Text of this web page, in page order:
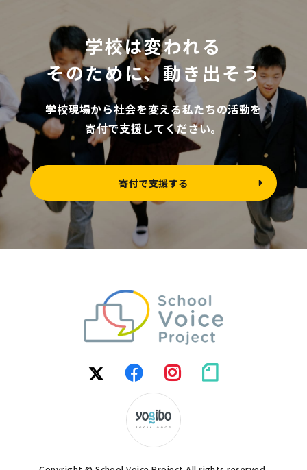
学校は変われる
そのために、動き出そう
学校現場から社会を変える私たちの活動を
寄付で支援してください。
寄付で支援する